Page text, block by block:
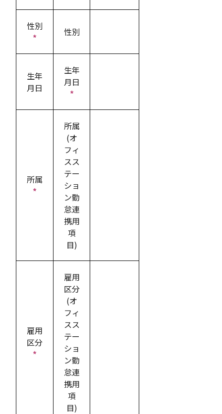
性別
*
性別
生年
月日
生年
月日
*
所属
*
所属
(オ
フィ
スス
テー
ショ
ン勤
怠連
携用
項
目)
雇用
区分
*
雇用
区分
(オ
フィ
スス
テー
ショ
ン勤
怠連
携用
項
目)